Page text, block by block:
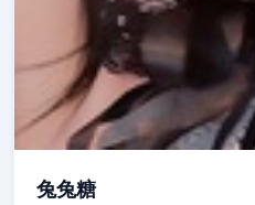
兔兔糖